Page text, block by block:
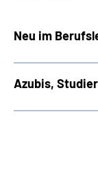
Neu im
Azubis,